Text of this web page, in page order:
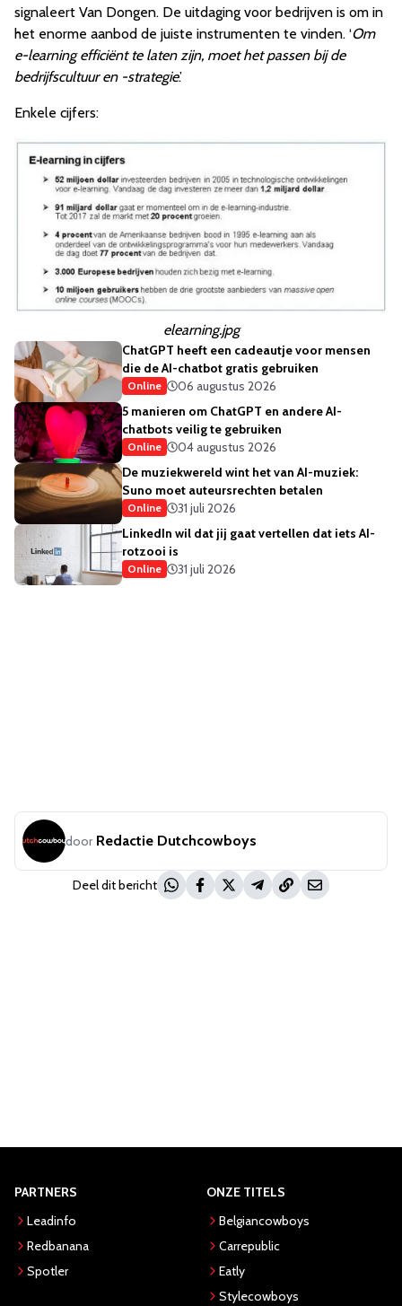
signaleert Van Dongen. De uitdaging voor bedrijven is om in
het enorme aanbod de juiste instrumenten te vinden. ‘Om
e-learning efficiënt te laten zijn, moet het passen bij de
bedrijfscultuur en -strategie.’
Enkele cijfers:
elearning.jpg
ChatGPT heeft een cadeautje voor mensen
die de AI-chatbot gratis gebruiken
Online
06 augustus 2026
5 manieren om ChatGPT en andere AI-
chatbots veilig te gebruiken
Online
04 augustus 2026
De muziekwereld wint het van AI-muziek:
Suno moet auteursrechten betalen
Online
31 juli 2026
LinkedIn wil dat jij gaat vertellen dat iets AI-
rotzooi is
Online 31 juli 2026
door Redactie Dutchcowboys
Deel dit bericht
PARTNERS
Leadinfo
Redbanana
Spotler
ONZE TITELS
Belgiancowboys
Carrepublic
Eatly
Stylecowboys